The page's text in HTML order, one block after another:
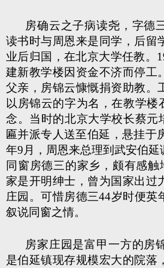
房确云之子病读尧，字德
读书时与周恩来是同学，后留
业后归国，在北京大学任教。
建新教学楼因资金不济而停工
父亲，房锦云慷慨捐资助教。
以房锦云的字为名，在教学楼
念。当时的北京大学校长蔡元
匾并派专人送至伯延，悬挂于
年9月，周恩来总理到武安伯
同窗房德三的家乡，颇有感触
家是开明绅士，曾为国家出过
庄园。可惜房德三44岁时便英
叙说同窗之情。
房家庄园是富甲一方的房
是伯延镇现存规模宏大的院落